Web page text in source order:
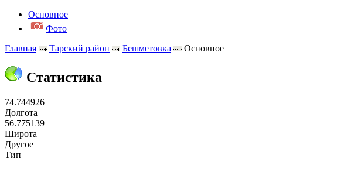
Основное
Фото
Главная
Тарский район Бешметовка Основное
Статистика
74.744926
Долгота
56.775139
Широта
Другое
Тип